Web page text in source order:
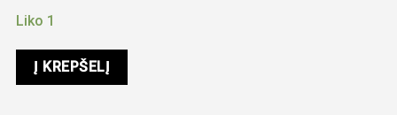
Liko 1
Į KREPŠELĮ